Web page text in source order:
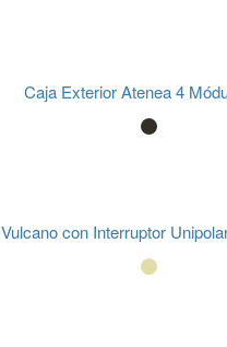
Caja Exterior Atenea 4
Vulcano con Interruptor